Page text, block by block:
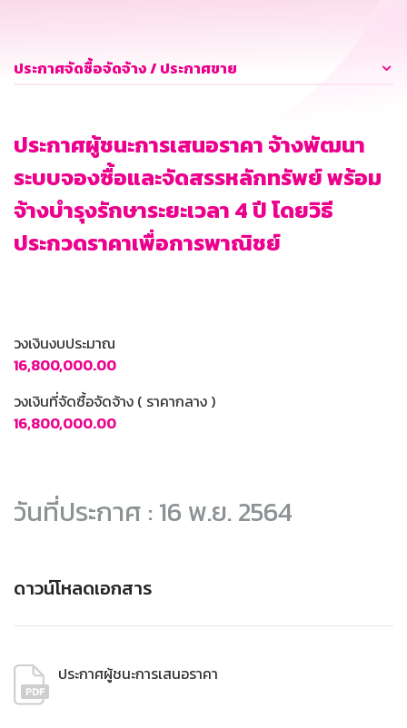
ประกาศจัดซื้อจัดจ้าง / ประกาศขาย
ประกาศผู้ชนะการเสนอราคา จ้างพัฒนา
ระบบจองซื้อและจัดสรรหลักทรัพย์ พร้อม
จ้างบำรุงรักษาระยะเวลา 4 ปี โดยวิธี
ประกวดราคาเพื่อการพาณิชย์
วงเงินงบประมาณ
16,800,000.00
วงเงินที่จัดซื้อจัดจ้าง ( ราคากลาง )
16,800,000.00
วันที่ประกาศ : 16 พ.ย. 2564
ดาวน์โหลดเอกสาร
ประกาศผู้ชนะการเสนอราคา